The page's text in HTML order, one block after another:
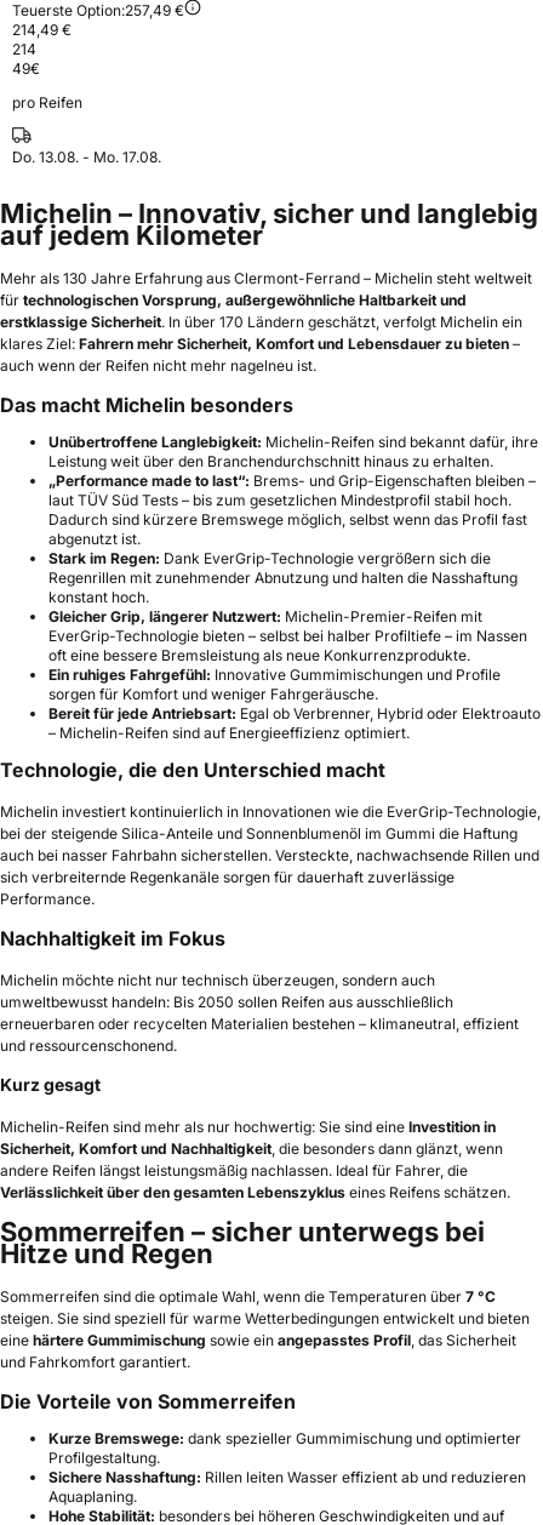
Teuerste Option:257,49 €
214,49 €
214
49€
pro Reifen
Do. 13.08. - Mo. 17.08.
Michelin – Innovativ, sicher und langlebig
auf jedem Kilometer
Mehr als 130 Jahre Erfahrung aus Clermont-Ferrand – Michelin steht weltweit
für technologischen Vorsprung, außergewöhnliche Haltbarkeit und
erstklassige Sicherheit. In über 170 Ländern geschätzt, verfolgt Michelin ein
klares Ziel: Fahrern mehr Sicherheit, Komfort und Lebensdauer zu bieten –
auch wenn der Reifen nicht mehr nagelneu ist.
Das macht Michelin besonders
Unübertroffene Langlebigkeit: Michelin-Reifen sind bekannt dafür, ihre
Leistung weit über den Branchendurchschnitt hinaus zu erhalten.
„Performance made to last“: Brems- und Grip-Eigenschaften bleiben –
laut TÜV Süd Tests – bis zum gesetzlichen Mindestprofil stabil hoch.
Dadurch sind kürzere Bremswege möglich, selbst wenn das Profil fast
abgenutzt ist.
Stark im Regen: Dank EverGrip-Technologie vergrößern sich die
Regenrillen mit zunehmender Abnutzung und halten die Nasshaftung
konstant hoch.
Gleicher Grip, längerer Nutzwert: Michelin-Premier-Reifen mit
EverGrip-Technologie bieten – selbst bei halber Profiltiefe – im Nassen
oft eine bessere Bremsleistung als neue Konkurrenzprodukte.
Ein ruhiges Fahrgefühl: Innovative Gummimischungen und Profile
sorgen für Komfort und weniger Fahrgeräusche.
Bereit für jede Antriebsart: Egal ob Verbrenner, Hybrid oder Elektroauto
– Michelin-Reifen sind auf Energieeffizienz optimiert.
Technologie, die den Unterschied macht
Michelin investiert kontinuierlich in Innovationen wie die EverGrip-Technologie,
bei der steigende Silica-Anteile und Sonnenblumenöl im Gummi die Haftung
auch bei nasser Fahrbahn sicherstellen. Versteckte, nachwachsende Rillen und
sich verbreiternde Regenkanäle sorgen für dauerhaft zuverlässige
Performance.
Nachhaltigkeit im Fokus
Michelin möchte nicht nur technisch überzeugen, sondern auch
umweltbewusst handeln: Bis 2050 sollen Reifen aus ausschließlich
erneuerbaren oder recycelten Materialien bestehen – klimaneutral, effizient
und ressourcenschonend.
Kurz gesagt
Michelin-Reifen sind mehr als nur hochwertig: Sie sind eine Investition in
Sicherheit, Komfort und Nachhaltigkeit, die besonders dann glänzt, wenn
andere Reifen längst leistungsmäßig nachlassen. Ideal für Fahrer, die
Verlässlichkeit über den gesamten Lebenszyklus eines Reifens schätzen.
Sommerreifen – sicher unterwegs bei
Hitze und Regen
Sommerreifen sind die optimale Wahl, wenn die Temperaturen über 7 °C
steigen. Sie sind speziell für warme Wetterbedingungen entwickelt und bieten
eine härtere Gummimischung sowie ein angepasstes Profil, das Sicherheit
und Fahrkomfort garantiert.
Die Vorteile von Sommerreifen
Kurze Bremswege: dank spezieller Gummimischung und optimierter
Profilgestaltung.
Sichere Nasshaftung: Rillen leiten Wasser effizient ab und reduzieren
Aquaplaning.
Hohe Stabilität: besonders bei höheren Geschwindigkeiten und auf